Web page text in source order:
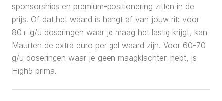
sponsorships en premium-positionering zitten in de
prijs. Of dat het waard is hangt af van jouw rit: voor
80+ g/u doseringen waar je maag het lastig krijgt, kan
Maurten de extra euro per gel waard zijn. Voor 60-70
g/u doseringen waar je geen maagklachten hebt, is
High5 prima.